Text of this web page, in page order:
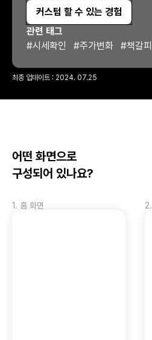
커스텀 할 수 있는 경험
관련 태그
#시세확인 #주가변화 #책갈피
최종 업데이트 : 2024. 07.25
어떤 화면으로
구성되어 있나요?
1. 홈 화면 2.